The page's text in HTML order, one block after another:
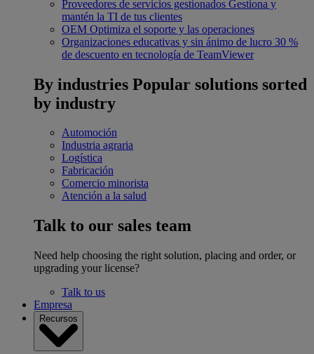
Proveedores de servicios gestionados Gestiona y
mantén la TI de tus clientes
OEM Optimiza el soporte y las operaciones
Organizaciones educativas y sin ánimo de lucro 30 %
de descuento en tecnología de TeamViewer
By industries Popular solutions sorted
by industry
Automoción
Industria agraria
Logística
Fabricación
Comercio minorista
Atención a la salud
Talk to our sales team
Need help choosing the right solution, placing and order, or
upgrading your license?
Talk to us
Empresa
Recursos